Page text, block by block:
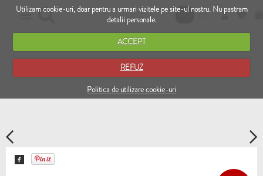
Utilizam cookie-uri, doar pentru a urmari vizitele pe site-ul nostru. Nu pastram
detalii personale.
ACCEPT
REFUZ
Politica de utilizare cookie-uri
RO EN